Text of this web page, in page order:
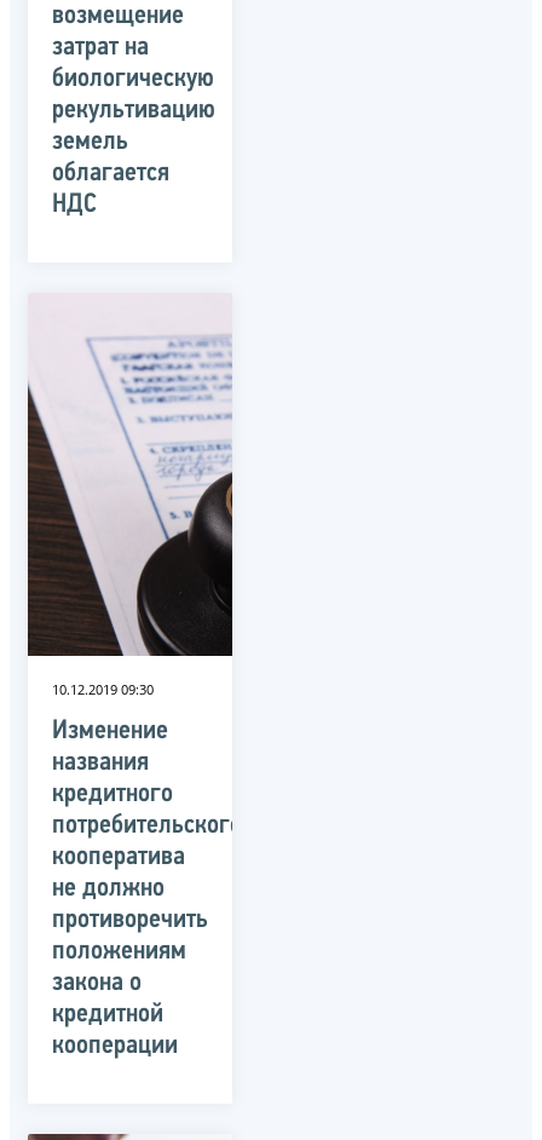
возмещение
затрат на
биологическую
рекультивацию
земель
облагается
НДС
10.12.2019 09:30
Изменение
названия
кредитного
потребительского
кооператива
не должно
противоречить
положениям
закона о
кредитной
кооперации